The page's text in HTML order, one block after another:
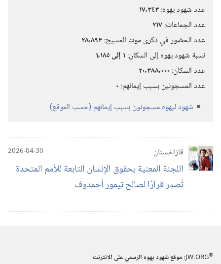
عدد شهود يهوه:‏١٧٬٣٤٣
عدد الجماعات:‏٢١٧
عدد الحضور في ذكرى موت المسيح:‏٢٨٬٨٩٣
نسبة شهود يهوه إلى السكان:‏١ إلى
١٬١٨٥
عدد السكان:‏ ٢٠٬٣٨٨٬٠٠٠
عدد المسجونين بسبب إيمانهم:‏ ٠
شهود ليهوه مسجونون بسبب إيمانهم (‏حسب الموقع)‏
2026-04-30 قازاخستان
اللجنة المعنية بحقوق الإنسان التابعة للأمم المتحدة
تُصدِر قرارًا لصالح تيمور أحمدوف
JW.ORG®
:‏ موقع شهود يهوه الرسمي على الانترنت